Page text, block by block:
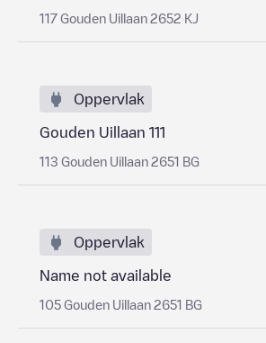
117 Gouden Uillaan 2652 KJ
Oppervlak
Gouden Uillaan 111
113 Gouden Uillaan 2651 BG
Oppervlak
Name not available
105 Gouden Uillaan 2651 BG